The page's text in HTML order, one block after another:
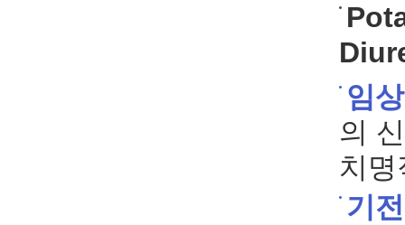
임
의
치
기전